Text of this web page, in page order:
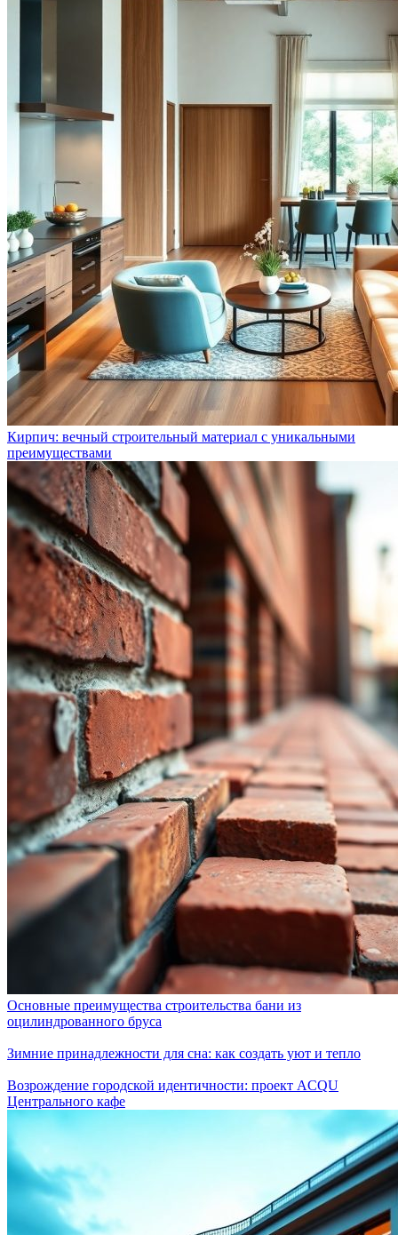
Кирпич: вечный строительный материал с уникальными
преимуществами
Основные преимущества строительства бани из
оцилиндрованного бруса
Зимние принадлежности для сна: как создать уют и тепло
Возрождение городской идентичности: проект ACQU
Центрального кафе